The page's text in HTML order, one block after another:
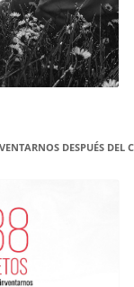
DESPUÉS DEL